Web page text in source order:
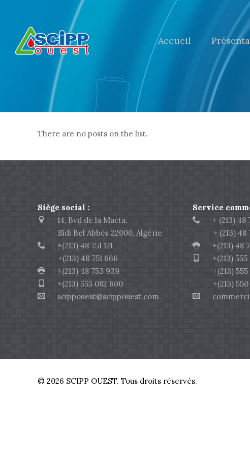
Accueil
There are no posts on the list.
Siège social :
14, Bvd de la Macta,
Sidi Bel Abbès 22000, Algérie
+(213) 48 751 121
+(213) 48 751 666
+(213) 48 753 939
+(213) 555 082 600
scippouest@scippouest.com
Service
+ (213) 48
+ (213) 48
+(213) 48
+(213) 555
+(213) 555
+(213) 550
© 2026 SCIPP OUEST. Tous droits réservés.